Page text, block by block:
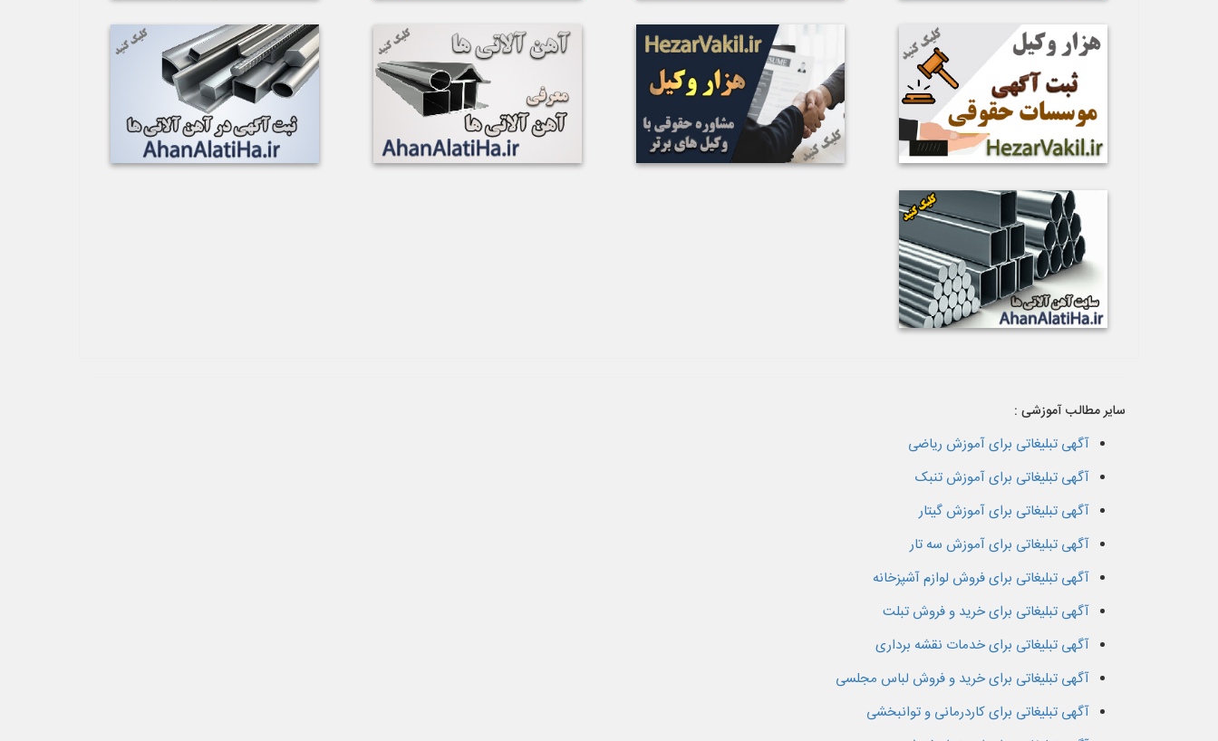
سایر مطالب آموزشی :
آگهی تبلیغاتی برای آموزش ریاضی
آگهی تبلیغاتی برای آموزش تنبک
آگهی تبلیغاتی برای آموزش گیتار
آگهی تبلیغاتی برای آموزش سه تار
آگهی تبلیغاتی برای فروش لوازم آشپزخانه
آگهی تبلیغاتی برای خرید و فروش تبلت
آگهی تبلیغاتی برای خدمات نقشه برداری
آگهی تبلیغاتی برای خرید و فروش لباس مجلسی
آگهی تبلیغاتی برای کاردرمانی و توانبخشی